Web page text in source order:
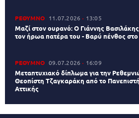
ΡΕΘΥΜΝΟ 11.07.2026 13:05
Μαζί στον ουρανό: Ο Γιάννης
τον ήρωα πατέρα του - Βαρύ πένθος
ΡΕΘΥΜΝΟ 09.07.2026 16:09
Μεταπτυχιακό δίπλωμα για την
Θεοπίστη Τζαγκαράκη από το
Αττικής